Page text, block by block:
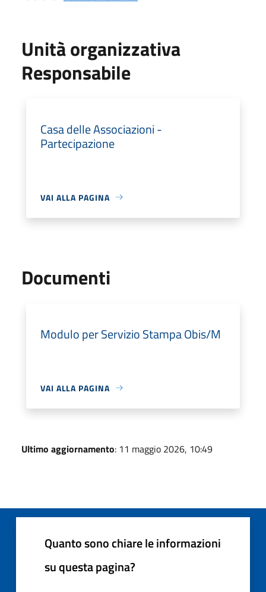
Unità organizzativa
Responsabile
Casa delle Associazioni -
Partecipazione
VAI ALLA PAGINA
Documenti
Modulo per Servizio Stampa Obis/M
VAI ALLA PAGINA
Ultimo aggiornamento: 11 maggio 2026, 10:49
Quanto sono chiare le informazioni
su questa pagina?